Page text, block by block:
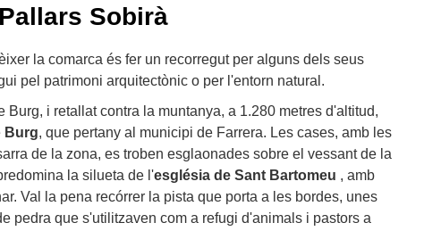
Sobirà
la comarca és fer un recorregut per alguns dels seus
pel patrimoni arquitectònic o per l'entorn natural.
Burg, i retallat contra la muntanya, a 1.280 metres d'altitud,
Burg, que pertany al municipi de Farrera. Les cases, amb les
de la zona, es troben esglaonades sobre el vessant de la
la silueta de l'església de Sant Bartomeu , amb
Val la pena recórrer la pista que porta a les bordes, unes
pedra que s'utilitzaven com a refugi d'animals i pastors a